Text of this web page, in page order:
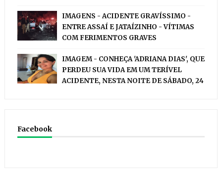
IMAGENS - ACIDENTE GRAVÍSSIMO -
ENTRE ASSAÍ E JATAÍZINHO - VÍTIMAS
COM FERIMENTOS GRAVES
IMAGEM - CONHEÇA 'ADRIANA DIAS', QUE
PERDEU SUA VIDA EM UM TERÍVEL
ACIDENTE, NESTA NOITE DE SÁBADO, 24
Facebook